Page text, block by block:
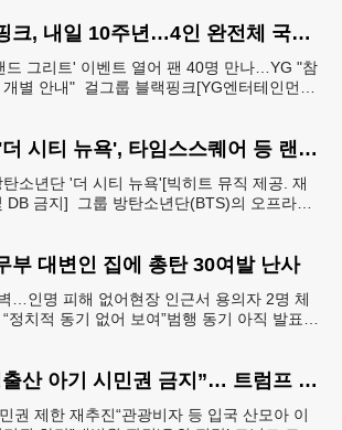
블랙핑크, 내일 10주년…4인 완전체 국중박서 팬 행사
드 그리트' 이벤트 열어 팬 40명 만나…YG "참
별 안내" 걸그룹 블랙핑크[YG엔터테인먼트
BTS '더 시티 뉴욕', 타임스스퀘어 등 랜드마크 빛냈다
탄소년단 '더 시티 뉴욕'[빅히트 뮤직 제공. 재
DB 금지] 그룹 방탄소년단(BTS)의 오프라인
부 대변인 집에 총탄 30여발 난사
…인명 피해 없어현장 인근서 용의자 2명 체
“정치적 동기 없어 보여”범행 동기 아직 발표
“원정출산 아기 시민권 금지”… 트럼프 행정명령 서명
권 제한 재추진“관광비자 등 입국 산모아 이